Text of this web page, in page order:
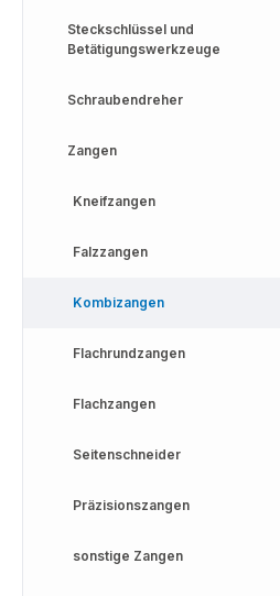
Steckschlüssel und
Betätigungswerkzeuge
Schraubendreher
Zangen
Kneifzangen
Falzzangen
Kombizangen
Flachrundzangen
Flachzangen
Seitenschneider
Präzisionszangen
sonstige Zangen